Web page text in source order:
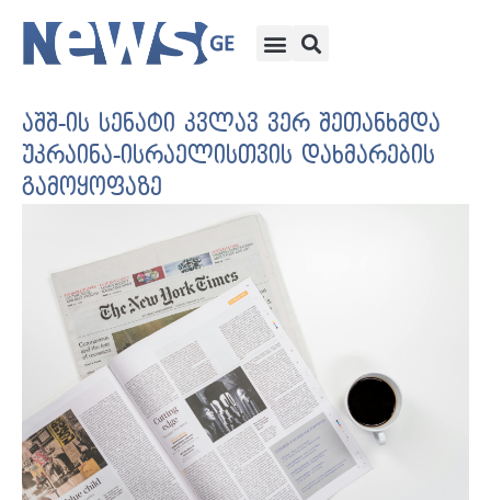
აშშ-ის სენატი კვლავ ვერ შეთანხმდა
უკრაინა-ისრაელისთვის დახმარების
გამოყოფაზე